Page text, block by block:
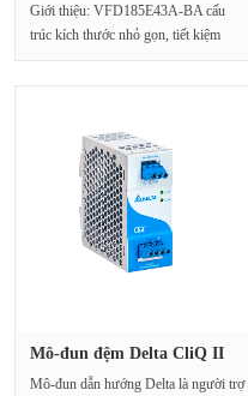
Giới thiệu: VFD185E43A-BA cấu
trúc kích thước nhỏ gọn, tiết kiệm
Mô-đun đệm Delta CliQ II
Mô-đun dẫn hướng Delta là người trợ